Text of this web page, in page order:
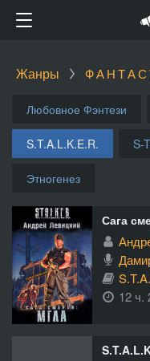
Жанры
Любовное Фэнтези
S.T.A.L.K.E.R. S-
Этногенез
Сага
12 ч.